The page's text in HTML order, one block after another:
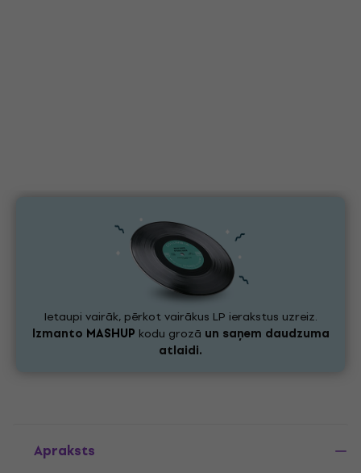
Ietaupi vairāk, pērkot vairākus LP ierakstus uzreiz.
Izmanto MASHUP kodu grozā un saņem daudzuma
atlaidi.
Apraksts